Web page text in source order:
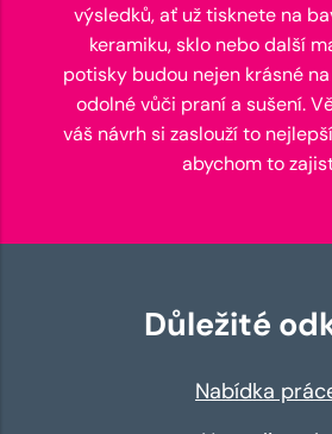
výsledků, ať už tisknete na
keramiku, sklo nebo další
potisky budou nejen krásné
odolné vůči praní a sušení.
váš návrh si zaslouží to
abychom to
Důležité
Nabídka